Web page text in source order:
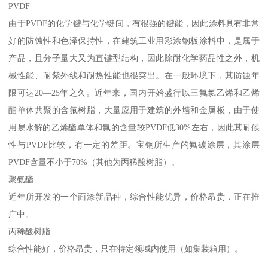
PVDF
由于PVDF的化学键与化学键间，有很强的键能，因此涂料具有非常
好的防蚀性和色泽保持性，在建筑工业用彩涂钢板涂料中，是属于
产品，且分子量大又为直键型结构，因此除耐化学药品性之外，机
械性能、耐紫外线和耐热性能也很突出。在一般环境下，其防蚀年
限可达20—25年之久。近年来，国内开始盛行以三氟氯乙烯和乙烯
酯单体共聚的含氟树脂，大量应用于建筑的外墙和金属板，由于使
用易水解的乙烯酯单体和氟的含量较PVDF低30%左右，因此其耐候
性与PVDF比较，有一定的差距。宝钢所生产的氟碳涂层，其涂层
PVDF含量不小于70%（其他为丙稀酸树脂）。
聚氨酯
近年所开发的一个面漆新品种，综合性能优异，价格昂贵，正在推
广中。
丙稀酸树脂
综合性能好，价格昂贵，只在特定领域内使用（如集装箱用）。